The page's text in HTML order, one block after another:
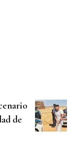
de